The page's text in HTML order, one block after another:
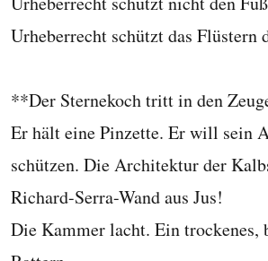
Urheberrecht schützt das Flüstern
**Der Sternekoch tritt in den
Er hält eine Pinzette. Er will sein
schützen. Die Architektur der
Richard-Serra-Wand aus Jus!
Die Kammer lacht. Ein trockenes,